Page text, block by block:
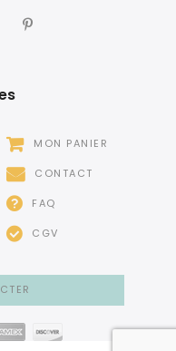
MON PANIER
CONTACT
FAQ
CGV